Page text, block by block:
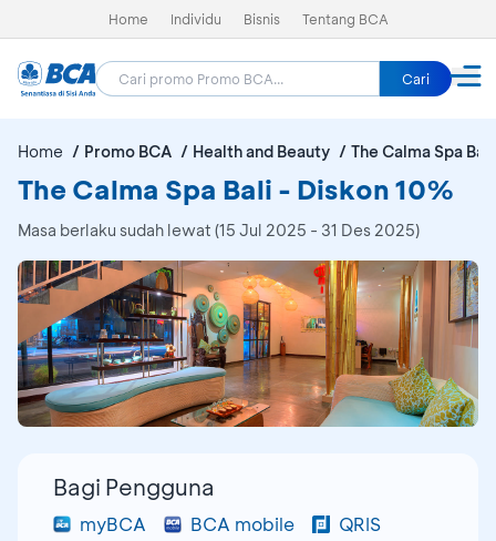
Home Individu Bisnis Tentang BCA
Cari
Home Promo BCA Health and Beauty The Calma Spa Bali
The Calma Spa Bali - Diskon 10%
Masa berlaku sudah lewat (15 Jul 2025 - 31 Des 2025)
Bagi Pengguna
myBCA BCA mobile
QRIS